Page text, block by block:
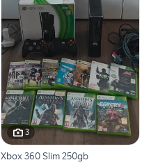
3
Xbox 360 Slim 250gb